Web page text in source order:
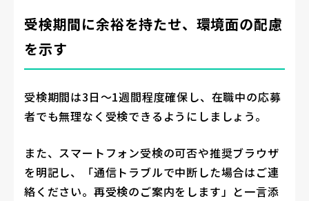
受検期間に余裕を持たせ、環境面の配慮
を示す
受検期間は3日〜1週間程度確保し、在職中の応募
者でも無理なく受検できるようにしましょう。
また、スマートフォン受検の可否や推奨ブラウザ
を明記し、「通信トラブルで中断した場合はご連
絡ください。再受検のご案内をします」と一言添